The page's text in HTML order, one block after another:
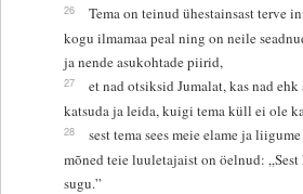
26
Tema on teinud ühestainsast terve
kogu ilmamaa peal ning on neile
ja nende asukohtade piirid,
27
et nad otsiksid Jumalat, kas nad ehk
katsuda ja leida, kuigi tema küll ei ole
28
sest tema sees meie elame ja
mõned teie luuletajaist on öelnud: „Sest
sugu.”